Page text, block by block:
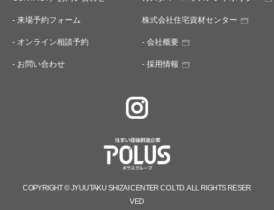
- 来場予約フォーム
- オンライン相談予約
- お問い合わせ
株式会社住宅資材センター
- 会社概要
- 採用情報
COPYRIGHT © JYUUTAKU SHIZAI CENTER CO.LTD. ALL RIGHTS RESER
VED